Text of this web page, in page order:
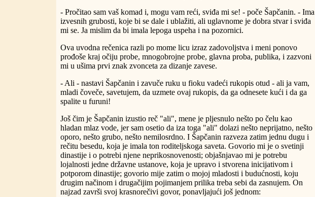
- Pročitao sam vaš komad i, mogu vam reći, sviđa mi se! - poče Šapčanin. - Ima
izvesnih grubosti, koje bi se dale i ublažiti, ali uglavnome je dobra stvar i sviđa
mi se. Ja mislim da bi imala lepoga uspeha i na pozornici.
Ova uvodna rečenica razli po mome licu izraz zadovoljstva i meni ponovo
prođoše kraj očiju probe, mnogobrojne probe, glavna proba, publika, i zazvoni
mi u ušima prvi znak zvonceta za dizanje zavese.
- Ali - nastavi Šapčanin i zavuče ruku u fioku vadeći rukopis otud - ali ja vam,
mladi čoveče, savetujem, da uzmete ovaj rukopis, da ga odnesete kući i da ga
spalite u furuni!
Još čim je Šapčanin izustio reč "ali", mene je pljesnulo nešto po čelu kao
hladan mlaz vode, jer sam osetio da iza toga "ali" dolazi nešto neprijatno, nešto
oporo, nešto grubo, nešto nemilosrdno. I Šapčanin razveza zatim jednu dugu i
rečitu besedu, koja je imala ton roditeljskoga saveta. Govorio mi je o svetinji
dinastije i o potrebi njene neprikosnovenosti; objašnjavao mi je potrebu
lojalnosti jedne državne ustanove, koja je upravo i stvorena inicijativom i
potporom dinastije; govorio mije zatim o mojoj mladosti i budućnosti, koju
drugim načinom i drugačijim pojimanjem prilika treba sebi da zasnujem. On
najzad završi svoj krasnorečivi govor, ponavljajući još jednom: